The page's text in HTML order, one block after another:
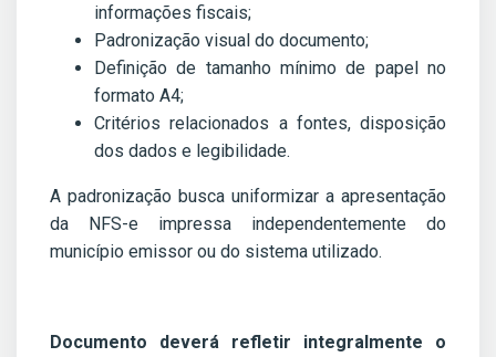
informações fiscais;
Padronização visual do documento;
Definição de tamanho mínimo de papel no
formato A4;
Critérios relacionados a fontes, disposição
dos dados e legibilidade.
A padronização busca uniformizar a apresentação
da NFS-e impressa independentemente do
município emissor ou do sistema utilizado.
Documento deverá refletir integralmente o